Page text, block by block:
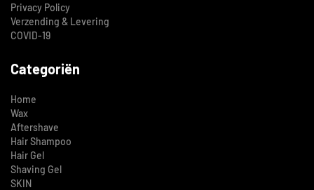
Privacy Policy
Verzending & Levering
COVID-19
Categoriën
Home
Wax
Aftershave
Hair Shampoo
Hair Gel
Shaving Gel
SKIN